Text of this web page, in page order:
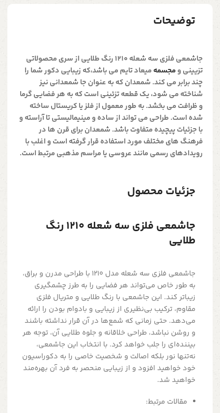
توضیحات
جاشمعی فلزی سه شعله 1210 رنگ طلایی
از سری محصولاتی
تزیینی و مجسمه میعاد تایم می باشد،که زیبایی دکور شما را
چند برابر می کند. شمعدان که به عنوان جا شمعدانی نیز
شناخته می شود، یک قطعه تزئینی است که به هر فضایی گرما
و ظرافت می بخشد. به طور معمول از فلز یا کریستال ساخته
شده است. طراحی می تواند از ساده و مینیمالیستی تا آراسته و
با جزئیات پیچیده متفاوت باشد. شمعدان برای قرن ها در
فرهنگ های مختلف مورد استفاده قرار گرفته است و اغلب با
رویدادهای رسمی مانند عروسی یا مراسم مذهبی مرتبط است.
جزئیات محصول
جاشمعی فلزی سه شعله 1210 رنگ
طلایی
جاشمعی فلزی سه شعله مدل 1210 با طراحی مدرن و براق،
به طور خاص می‌تواند هر فضایی را به طرز چشمگیری
زیباتر کند. این جاشمعی با رنگ طلایی و متریال فلزی
مقاوم، ترکیب بی‌نظیری از زیبایی و بادوام بودن را ارائه
می‌دهد. حتی زمانی که شمع‌ها در آن قرار نداشته باشند
و روشن نباشد، طراحی خلاقانه و جلوه طلایی آن، توجه هر
بیننده‌ای را جلب خواهد کرد. با انتخاب این جاشمعی،
نه‌تنها نور بلکه اصالت و شخصیت خاصی را به دکوراسیون
خود خواهید افزود و از زیبایی منحصر به فرد آن بهره‌مند
خواهید شد.
مقالات مرتبط: